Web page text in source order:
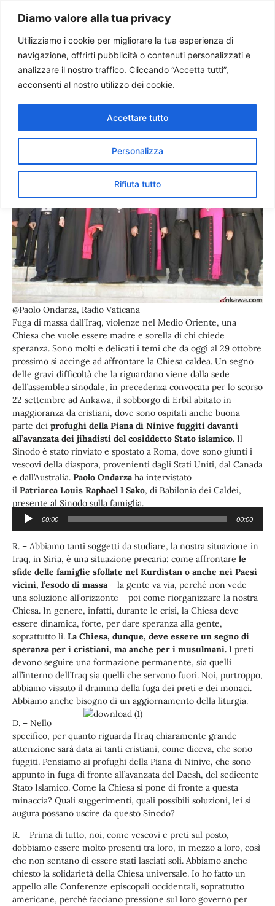
Diamo valore alla tua privacy
Utilizziamo i cookie per migliorare la tua esperienza di
navigazione, offrirti pubblicità o contenuti personalizzati e
analizzare il nostro traffico. Cliccando “Accetta tutti”,
acconsenti al nostro utilizzo dei cookie.
Personalizza
Rifiuta tutto
Accettare tutto
Paolo Ondarza
Sinodo Chiesa caldea.
Patriarca Sako: Iraq ha
bisogno di aiuto
@Paolo Ondarza, Radio Vaticana
Fuga di massa dall’Iraq, violenze nel Medio Oriente, una
Chiesa che vuole essere madre e sorella di chi chiede
speranza. Sono molti e delicati i temi che da oggi al 29 ottobre
prossimo si accinge ad affrontare la Chiesa caldea. Un segno
delle gravi difficoltà che la riguardano viene dalla sede
dell’assemblea sinodale, in precedenza convocata per lo scorso
22 settembre ad Ankawa, il sobborgo di Erbil abitato in
maggioranza da cristiani, dove sono ospitati anche buona
parte dei profughi della Piana di Ninive fuggiti davanti
all’avanzata dei jihadisti del cosiddetto Stato islamico. Il
Sinodo è stato rinviato e spostato a Roma, dove sono giunti i
vescovi della diaspora, provenienti dagli Stati Uniti, dal Canada
e dall’Australia. Paolo Ondarza ha intervistato
il Patriarca Louis Raphael I Sako, di Babilonia dei Caldei,
presente al Sinodo sulla famiglia.
ASCOLTA:Audio
00:00 00:00
R. – Abbiamo tanti soggetti da studiare, la nostra situazione in
Iraq, in Siria, è una situazione precaria: come affrontare le
sfide delle famiglie sfollate nel Kurdistan o anche nei Paesi
vicini, l’esodo di massa– la gente va via, perché non vede
una soluzione all’orizzonte – poi come riorganizzare la nostra
Chiesa. In genere, infatti, durante le crisi, la Chiesa deve
essere dinamica, forte, per dare speranza alla gente,
soprattutto lì. La Chiesa, dunque, deve essere un segno di
speranza per i cristiani, ma anche per i musulmani. I preti
devono seguire una formazione permanente, sia quelli
all’interno dell’Iraq sia quelli che servono fuori. Noi, purtroppo,
abbiamo vissuto il dramma della fuga dei preti e dei monaci.
Abbiamo anche bisogno di un aggiornamento della liturgia.
D. – Nello
specifico, per quanto riguarda l’Iraq chiaramente grande
attenzione sarà data ai tanti cristiani, come diceva, che sono
fuggiti. Pensiamo ai profughi della Piana di Ninive, che sono
appunto in fuga di fronte all’avanzata del Daesh, del sedicente
Stato Islamico. Come la Chiesa si pone di fronte a questa
minaccia? Quali suggerimenti, quali possibili soluzioni, lei si
augura possano uscire da questo Sinodo?
R. – Prima di tutto, noi, come vescovi e preti sul posto,
dobbiamo essere molto presenti tra loro, in mezzo a loro, così
che non sentano di essere stati lasciati soli. Abbiamo anche
chiesto la solidarietà della Chiesa universale. Io ho fatto un
appello alle Conferenze episcopali occidentali, soprattutto
americane, perché facciano pressione sul loro governo per